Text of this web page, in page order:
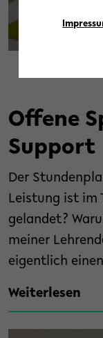
Offene
Support
Der
Leistung ist im
gelandet?
meiner
eigentlich
Weiterlesen